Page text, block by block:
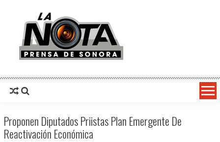
La Nota Prensa De Sonora
Proponen Diputados Priistas Plan Emergente De
Reactivación Económica